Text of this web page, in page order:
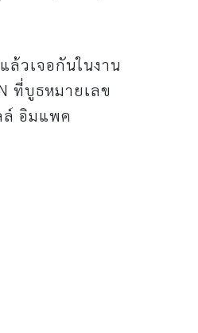
วเจอกันในงาน
ที่บูธหมายเลข
ล์ อิมแพค